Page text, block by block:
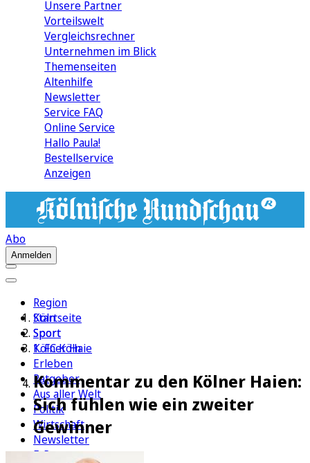
Unsere Partner
Vorteilswelt
Vergleichsrechner
Unternehmen im Blick
Themenseiten
Altenhilfe
Newsletter
Service FAQ
Online Service
Hallo Paula!
Bestellservice
Anzeigen
Abo
Anmelden
Region
Köln
Sport
1. FC Köln
Erleben
Ratgeber
Aus aller Welt
Politik
Wirtschaft
Newsletter
E-Paper
Startseite
Sport
Kölner Haie
Kommentar zu den Kölner Haien:
Sich fühlen wie ein zweiter
Gewinner